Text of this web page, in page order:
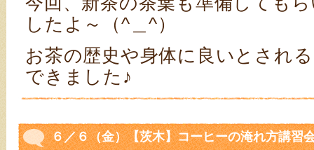
したよ～（^＿^）
お茶の歴史や身体に良いとされ
できました♪
６／６（金）【茨木】コーヒーの淹れ方講習